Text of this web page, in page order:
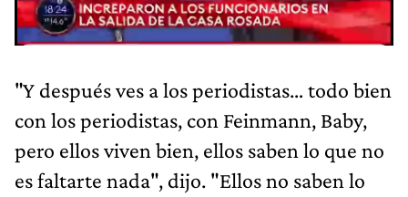
"Y después ves a los periodistas… todo bien
con los periodistas, con Feinmann, Baby,
pero ellos viven bien, ellos saben lo que no
es faltarte nada", dijo. "Ellos no saben lo